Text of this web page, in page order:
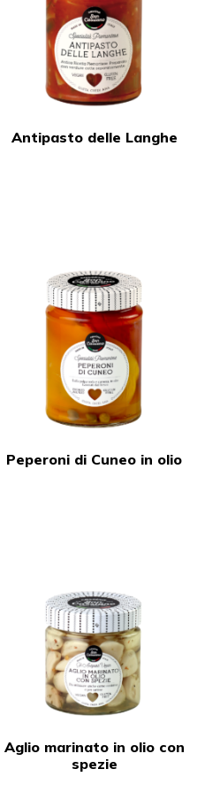
Antipasto delle Langhe
Peperoni di Cuneo in olio
Aglio marinato in olio con
spezie